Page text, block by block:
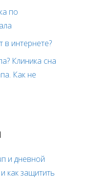
по
интернете?
Клиника сна
Как не
и дневной
как защитить